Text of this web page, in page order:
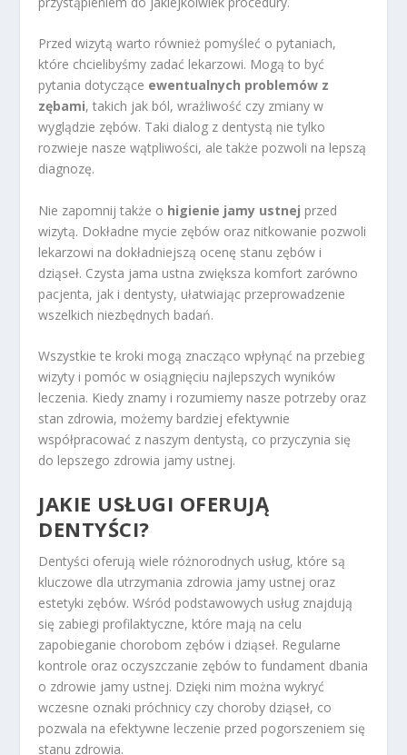
Przed wizytą warto również pomyśleć o pytaniach,
które chcielibyśmy zadać lekarzowi. Mogą to być
pytania dotyczące ewentualnych problemów z
zębami, takich jak ból, wrażliwość czy zmiany w
wyglądzie zębów. Taki dialog z dentystą nie tylko
rozwieje nasze wątpliwości, ale także pozwoli na lepszą
diagnozę.
Nie zapomnij także o higienie jamy ustnej przed
wizytą. Dokładne mycie zębów oraz nitkowanie pozwoli
lekarzowi na dokładniejszą ocenę stanu zębów i
dziąseł. Czysta jama ustna zwiększa komfort zarówno
pacjenta, jak i dentysty, ułatwiając przeprowadzenie
wszelkich niezbędnych badań.
Wszystkie te kroki mogą znacząco wpłynąć na przebieg
wizyty i pomóc w osiągnięciu najlepszych wyników
leczenia. Kiedy znamy i rozumiemy nasze potrzeby oraz
stan zdrowia, możemy bardziej efektywnie
współpracować z naszym dentystą, co przyczynia się
do lepszego zdrowia jamy ustnej.
JAKIE USŁUGI OFERUJĄ
DENTYŚCI?
Dentyści oferują wiele różnorodnych usług, które są
kluczowe dla utrzymania zdrowia jamy ustnej oraz
estetyki zębów. Wśród podstawowych usług znajdują
się zabiegi profilaktyczne, które mają na celu
zapobieganie chorobom zębów i dziąseł. Regularne
kontrole oraz oczyszczanie zębów to fundament dbania
o zdrowie jamy ustnej. Dzięki nim można wykryć
wczesne oznaki próchnicy czy choroby dziąseł, co
pozwala na efektywne leczenie przed pogorszeniem się
stanu zdrowia.